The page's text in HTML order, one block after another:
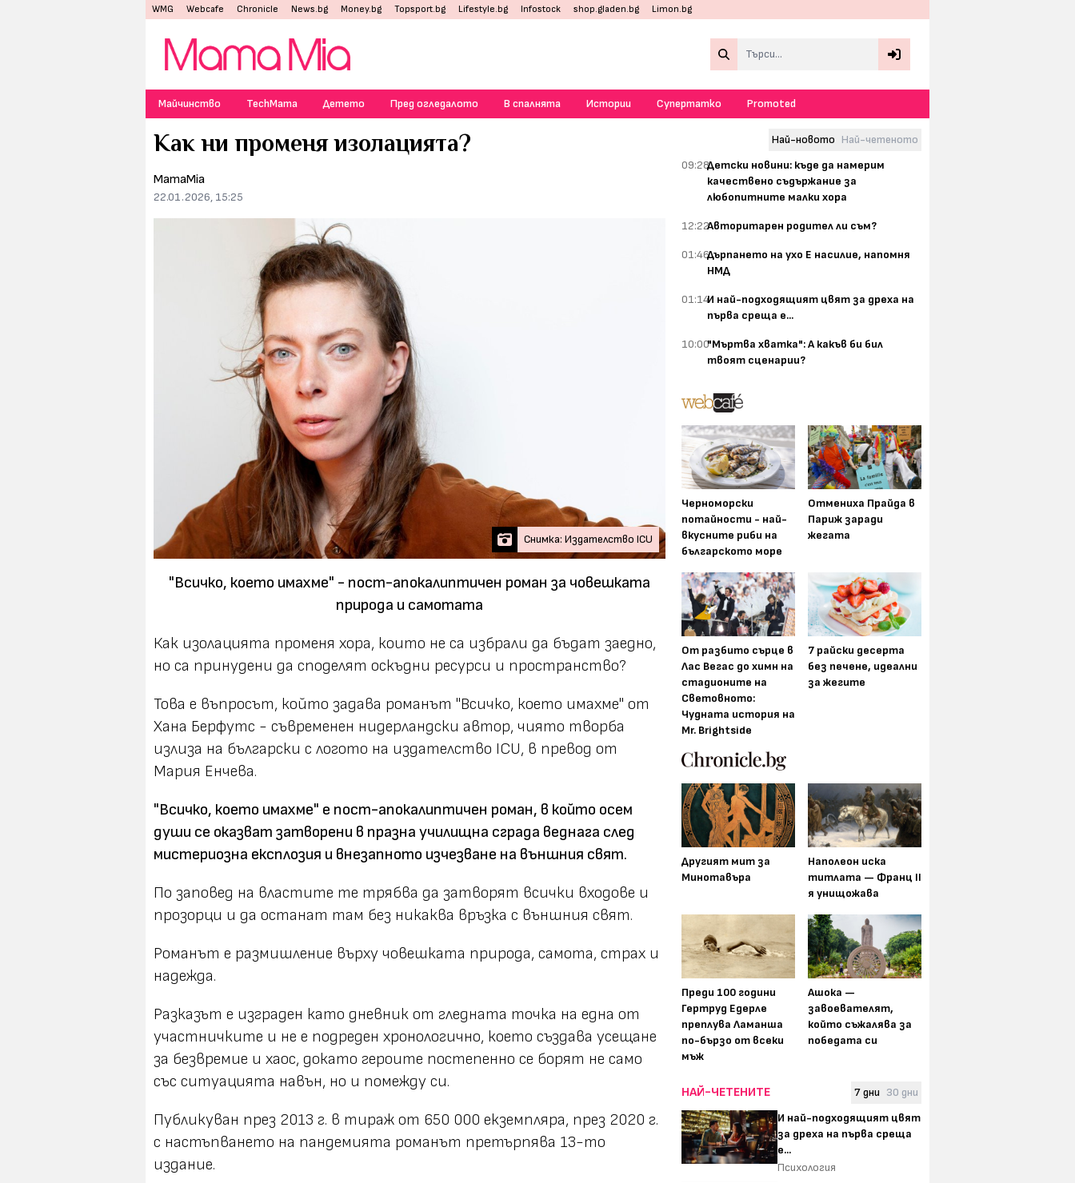
WMG Webcafe Chronicle News.bg Money.bg Topsport.bg Lifestyle.bg Infostock shop.gladen.bg Limon.bg
Майчинство TechMama Детето Пред огледалото В спалнята Истории Супертатко Promoted
Как ни променя изолацията?
MamaMia
22.01.2026, 15:25
Снимка: Издателство ICU
"Всичко, което имахме" - пост-апокалиптичен роман за човешката
природа и самотата
Как изолацията променя хора, които не са избрали да бъдат заедно,
но са принудени да споделят оскъдни ресурси и пространство?
Това е въпросът, който задава романът "Всичко, което имахме" от
Хана Берфутс - съвременен нидерландски автор, чиято творба
излиза на български с логото на издателство ICU, в превод от
Мария Енчева.
"Всичко, което имахме" е пост-апокалиптичен роман, в който осем
души се оказват затворени в празна училищна сграда веднага след
мистериозна експлозия и внезапното изчезване на външния свят.
По заповед на властите те трябва да затворят всички входове и
прозорци и да останат там без никаква връзка с външния свят.
Романът е размишление върху човешката природа, самота, страх и
надежда.
Разказът е изграден като дневник от гледната точка на една от
участничките и не е подреден хронологично, което създава усещане
за безвремие и хаос, докато героите постепенно се борят не само
със ситуацията навън, но и помежду си.
Публикуван през 2013 г. в тираж от 650 000 екземпляра, през 2020 г.
с настъпването на пандемията романът претърпява 13-то
издание.
Най-новото Най-четеното
09:28Детски новини: къде да намерим
качествено съдържание за
любопитните малки хора
12:22Авторитарен родител ли съм?
01:46Дърпането на ухо Е насилие, напомня
НМД
01:14И най-подходящият цвят за дреха на
първа среща е...
10:00"Мъртва хватка": А какъв би бил
твоят сценарии?
Черноморски
потайности - най-
вкусните риби на
българското море
Отмениха Прайда в
Париж заради
жегата
От разбито сърце в
Лас Вегас до химн на
стадионите на
Световното:
Чудната история на
Mr. Brightside
7 райски десерта
без печене, идеални
за жегите
Другият мит за
Минотавъра
Наполеон иска
титлата — Франц II
я унищожава
Преди 100 години
Гертруд Едерле
преплува Ламанша
по-бързо от всеки
мъж
Ашока —
завоевателят,
който съжалява за
победата си
НАЙ-ЧЕТЕНИТЕ 7 дни 30 дни
И най-подходящият цвят
за дреха на първа среща
е...
Психология